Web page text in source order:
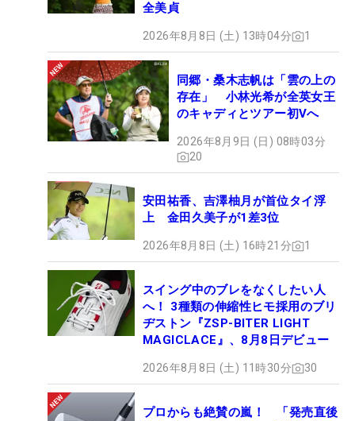
全美貞
2026年8月8日 (土) 13時04分 1
同郷・桑木志帆は「雲の上の
存在」 小林光希が全英女王
のキャディとツアー初Vへ
2026年8月9日 (日) 08時03分
20
安田祐香、吉澤柚月が首位タイ浮
上 金田久美子が1差3位
2026年8月8日 (土) 16時21分 1
スイング中のブレをなくしたい人
へ！ 3種類の伸縮性ヒモ採用のブリ
ヂストン『ZSP-BITER LIGHT
MAGICLACE』、8月8日デビュー
2026年8月8日 (土) 11時30分 30
プロからも絶賛の嵐！ 「発売直後